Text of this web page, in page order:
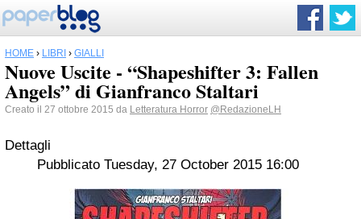
HOME › LIBRI › GIALLI
Nuove Uscite - “Shapeshifter 3: Fallen
Angels” di Gianfranco Staltari
Creato il 27 ottobre 2015 da Letteratura Horror @RedazioneLH
Dettagli
Pubblicato Tuesday, 27 October 2015 16:00